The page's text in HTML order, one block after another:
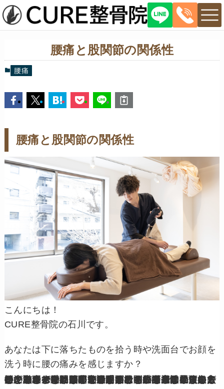
腰痛と股関節の関係性
腰痛
腰痛と股関節の関係性
こんにちは！
CURE整骨院の石川です。
あなたは下に落ちたものを拾う時や洗面台でお顔を
洗う時に腰の痛みを感じますか？
この動きで重要なのが股関節です！
特にデスクワークの方で動く機会が減っている人は要注意です。股関節が固まることで本来の動きを失い、動くべき関節が動かないとそれを補う様にして腰が無理に動いてしまいます。それが習慣化することで、腰が毎回無理に動かされて毎回かなり負担がかかる事で腰に限界を迎えると脳が痛みとして知らせてくれます。なので痛みが出ている方は要注意です。それと合わせて、その人その人の身体の使い方によるクセで捻って使ったりするので余計に腰に負担がかかってきます。まずは股関節周りを柔らかくして、本来の動きを取り戻すことに徹底して、ストレッチを行うのが非常に重要です。あとは、下のものを取るときに膝関節と股関節を曲げて動かすことを意識してその動作を行うことも重要です。